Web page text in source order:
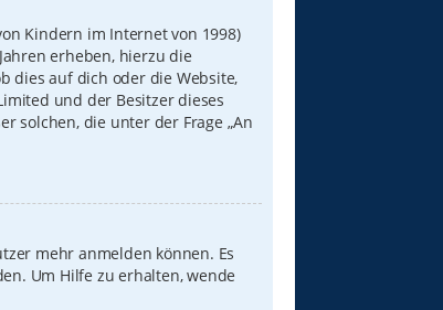
Kindern im Internet von 1998)
erheben, hierzu die
dies auf dich oder die Website,
und der Besitzer dieses
solchen, die unter der Frage „An
mehr anmelden können. Es
Um Hilfe zu erhalten, wende